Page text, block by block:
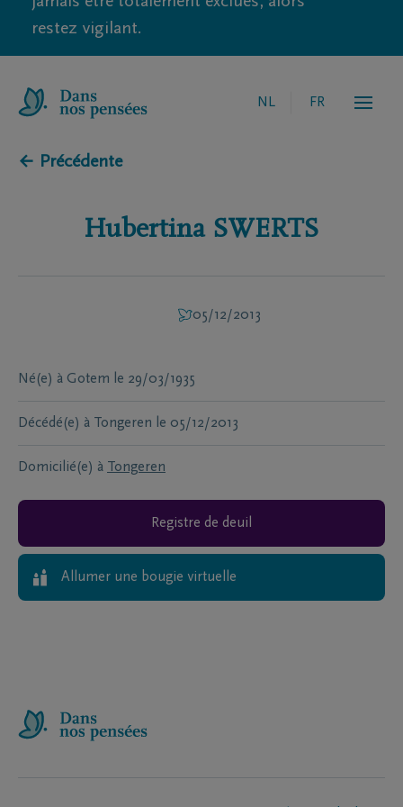
restez vigilant.
NL FR
← Précédente
Hubertina SWERTS
05/12/2013
Né(e) à Gotem le 29/03/1935
Décédé(e) à Tongeren le 05/12/2013
Domicilié(e) à Tongeren
Registre de deuil
Allumer une bougie virtuelle